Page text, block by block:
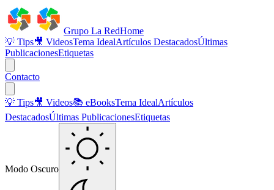
Grupo La RedHome
💡 Tips🎥 VideosTema IdealArtículos DestacadosÚltimas
PublicacionesEtiquetas
Contacto
💡 Tips🎥 Videos📚 eBooksTema IdealArtículos
DestacadosÚltimas PublicacionesEtiquetas
Modo Oscuro